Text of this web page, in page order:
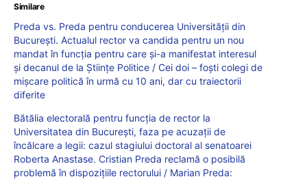
Similare
Preda vs. Preda pentru conducerea Universității din
București. Actualul rector va candida pentru un nou
mandat în funcția pentru care și-a manifestat interesul
și decanul de la Științe Politice / Cei doi – foști colegi de
mișcare politică în urmă cu 10 ani, dar cu traiectorii
diferite
Bătălia electorală pentru funcția de rector la
Universitatea din București, faza pe acuzații de
încălcare a legii: cazul stagiului doctoral al senatoarei
Roberta Anastase. Cristian Preda reclamă o posibilă
problemă în dispozițiile rectorului / Marian Preda: